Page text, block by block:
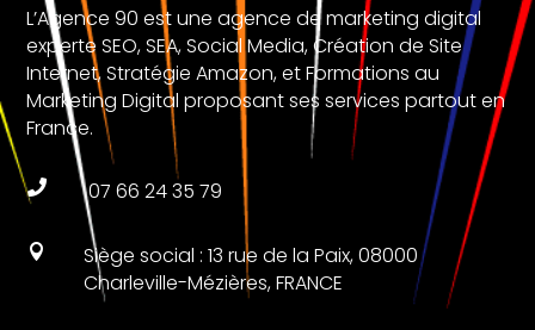
L’Agence 90 est une agence de marketing digital
experte SEO, SEA, Social Media, Création de Site
Internet, Stratégie Amazon, et Formations au
Marketing Digital proposant ses services partout en
France.
 07 66 24 35 79

Siège social : 13 rue de la Paix, 08000
Charleville-Mézières, FRANCE